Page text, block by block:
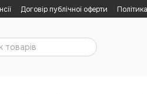
Договір публічної оферти